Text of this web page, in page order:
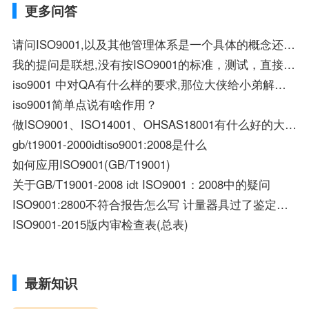
更多问答
请问ISO9001,以及其他管理体系是一个具体的概念还是一个很大是范畴
我的提问是联想,没有按ISO9001的标准，测试，直接骗卖给客户，请解释．
iso9001 中对QA有什么样的要求,那位大侠给小弟解释下,谢谢了!
iso9001简单点说有啥作用？
做ISO9001、ISO14001、OHSAS18001有什么好的大品牌？
gb/t19001-2000idtiso9001:2008是什么
如何应用ISO9001(GB/T19001)
关于GB/T19001-2008 idt ISO9001：2008中的疑问
ISO9001:2800不符合报告怎么写 计量器具过了鉴定周期未按时送检 1：纠正 2：造成不符合原因及分析
ISO9001-2015版内审检查表(总表)
最新知识